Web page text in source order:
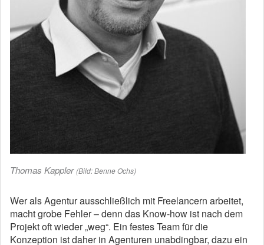
Thomas Kappler(Bild: Benne Ochs)
Wer als Agentur ausschließlich mit Freelancern arbeitet,
macht grobe Fehler – denn das Know-how ist nach dem
Projekt oft wieder „weg“. Ein festes Team für die
Konzeption ist daher in Agenturen unabdingbar, dazu ein